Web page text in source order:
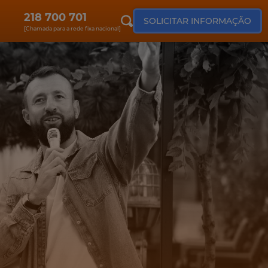
218 700 701
[Chamada para a rede fixa nacional]
SOLICITAR INFORMAÇÃO